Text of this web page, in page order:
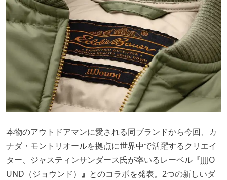
本物のアウトドアマンに愛される同ブランドから今回、カ
ナダ・モントリオールを拠点に世界中で活躍するクリエイ
ター、ジャスティンサンダース氏が率いるレーベル『JJJJO
UND（ジョウンド） 』 とのコラボを発表。2つの新しいダ